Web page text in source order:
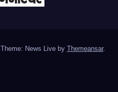
Theme: News Live by Themeansar.